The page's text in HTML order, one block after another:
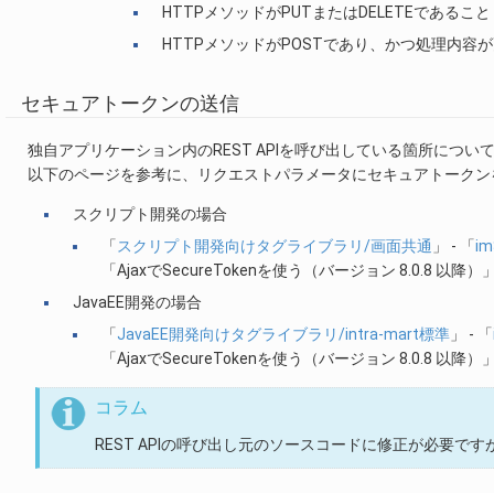
HTTPメソッドがPUTまたはDELETEであること
HTTPメソッドがPOSTであり、かつ処理内容
セキュアトークンの送信
独自アプリケーション内のREST APIを呼び出している箇所につい
以下のページを参考に、リクエストパラメータにセキュアトーク
スクリプト開発の場合
「 スクリプト開発向けタグライブラリ/画面共通 」 - 「
「AjaxでSecureTokenを使う（バージョン 8.0.8 以降）
JavaEE開発の場合
「JavaEE開発向けタグライブラリ/intra-mart標準 」 - 「
「AjaxでSecureTokenを使う（バージョン 8.0.8 以降）
コラム
REST APIの呼び出し元のソースコードに修正が必要です